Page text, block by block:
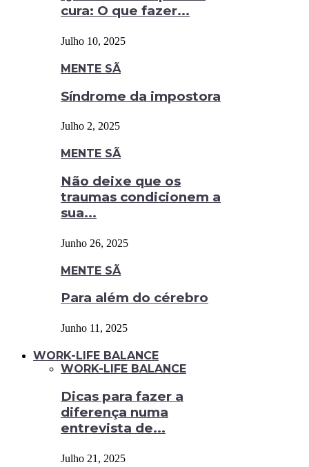
cura: O que fazer...
Julho 10, 2025
MENTE SÃ
Síndrome da impostora
Julho 2, 2025
MENTE SÃ
Não deixe que os
traumas condicionem a
sua...
Junho 26, 2025
MENTE SÃ
Para além do cérebro
Junho 11, 2025
WORK-LIFE BALANCE
WORK-LIFE BALANCE
Dicas para fazer a
diferença numa
entrevista de...
Julho 21, 2025